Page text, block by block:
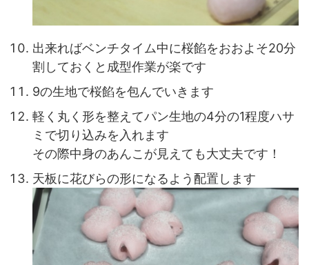
出来ればベンチタイム中に桜餡をおおよそ20分
割しておくと成型作業が楽です
9の生地で桜餡を包んでいきます
軽く丸く形を整えてパン生地の4分の1程度ハサ
ミで切り込みを入れます
その際中身のあんこが見えても大丈夫です！
天板に花びらの形になるよう配置します